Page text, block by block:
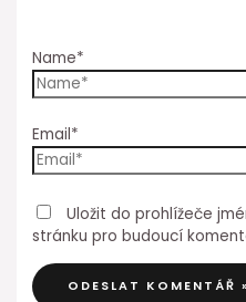
Name*
Email*
Uložit do prohlížeče
stránku pro budoucí